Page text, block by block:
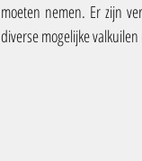
moeten nemen. Er zijn
diverse mogelijke